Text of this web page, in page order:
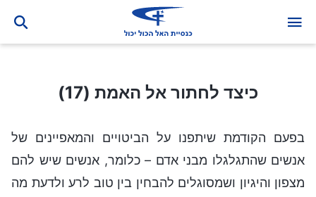
כיצד לחתור אל האמת (17)
בפעם הקודמת שיתפנו על הביטויים והמאפיינים של
אנשים שהתגלגלו מבני אדם – כלומר, אנשים שיש להם
מצפון והיגיון ושמסוגלים להבחין בין טוב לרע ולדעת מה